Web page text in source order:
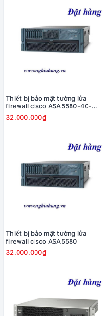
Thiết bị bảo mật tường lửa
firewall cisco ASA5580-40-
10GE-K9
32.000.000₫
Thiết bị bảo mật tường lửa
firewall cisco ASA5580
32.000.000₫